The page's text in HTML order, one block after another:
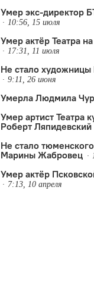
Умер экс-директор
10:56, 15 июля
Умер актёр Театра
17:31, 11 июля
Не стало
9:11, 26 июня
Умерла Людмила
Умер артист Театра
Роберт Ляпидевский
Не стало
Марины Жабровец
Умер актёр
7:13, 10 апреля